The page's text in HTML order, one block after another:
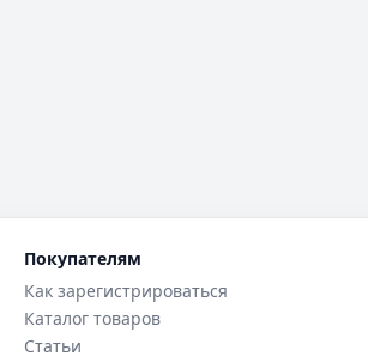
Покупателям
Как зарегистрироваться
Каталог товаров
Статьи